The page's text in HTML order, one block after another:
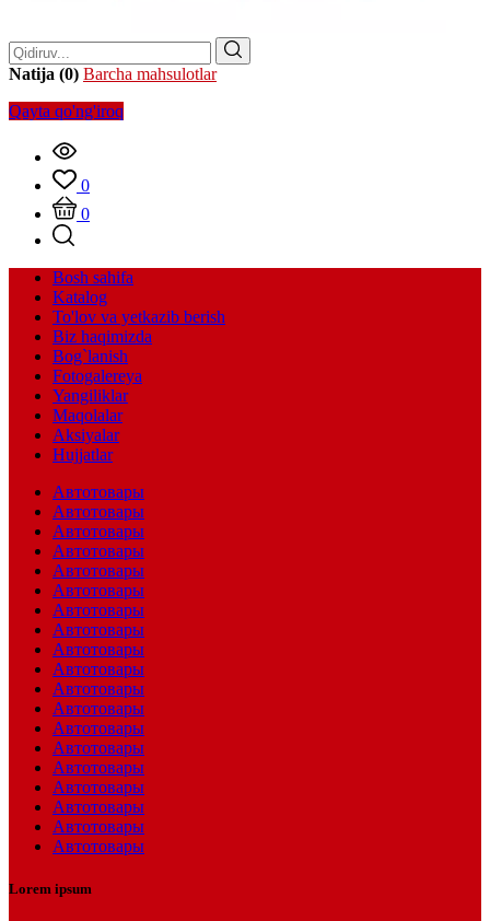
Natija (0) Barcha mahsulotlar
Qayta qo'ng'iroq
0
0
Bosh sahifa
Katalog
To'lov va yetkazib berish
Biz haqimizda
Bog`lanish
Fotogalereya
Yangiliklar
Maqolalar
Aksiyalar
Hujjatlar
Автотовары
Автотовары
Автотовары
Автотовары
Автотовары
Автотовары
Автотовары
Автотовары
Автотовары
Автотовары
Автотовары
Автотовары
Автотовары
Автотовары
Автотовары
Автотовары
Автотовары
Автотовары
Автотовары
Lorem ipsum